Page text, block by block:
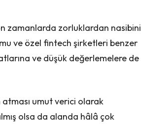
zamanlarda zorluklardan nasibini
ve özel fintech şirketleri benzer
ve düşük değerlemelere de
umut verici olarak
olsa da alanda hâlâ çok